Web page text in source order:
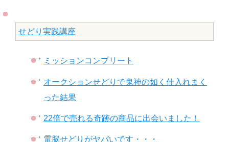
せどり実践講座
ミッションコンプリート
オークションせどりで鬼神の如く仕入れまく
った結果
22倍で売れる奇跡の商品に出会いました！
電脳せどりがヤバいです・・・